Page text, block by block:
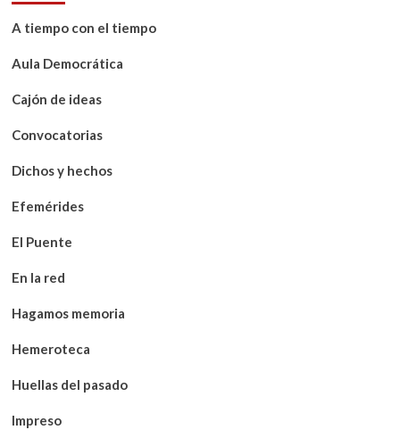
A tiempo con el tiempo
Aula Democrática
Cajón de ideas
Convocatorias
Dichos y hechos
Efemérides
El Puente
En la red
Hagamos memoria
Hemeroteca
Huellas del pasado
Impreso